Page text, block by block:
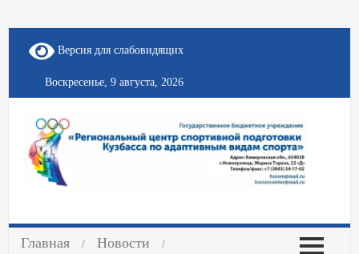
Версия для слабовидящих
Воскресенье, 9 августа, 2026
Главная
Новости